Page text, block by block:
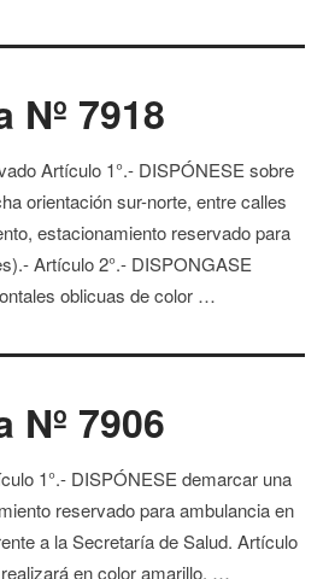
Nº 7918
Artículo 1°.- DISPÓNESE sobre
orientación sur-norte, entre calles
estacionamiento reservado para
Artículo 2°.- DISPONGASE
oblicuas de color …
Nº 7906
1°.- DISPÓNESE demarcar una
reservado para ambulancia en
a la Secretaría de Salud. Artículo
en color amarillo, …